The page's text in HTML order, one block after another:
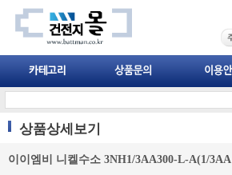
상품상세보기
이이엠비 니켈수소 3NH1/3AA300-L-A(1/